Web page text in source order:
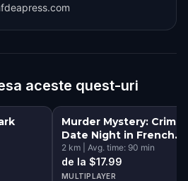
aceste quest-uri
Murder Mystery: Crime
Date Night in French
Quarter, New Orleans
2 km Avg. time: 90 min
de la $17.99
MULTIPLAYER